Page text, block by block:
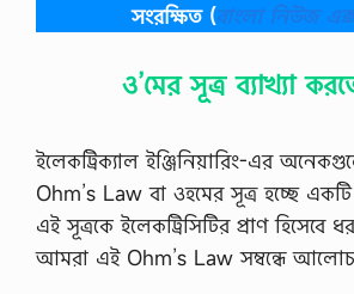
সংরক্ষিত (বাংলা নিউজ
ও’মের সূত্র ব্যাখ্যা
ইলেকট্রিক্যাল ইঞ্জিনিয়ারিং-এর
Ohm’s Law বা ওহমের সূত্র হচ্ছে
এই সূত্রকে ইলেকট্রিসিটির প্রাণ
আমরা এই Ohm’s Law সম্বন্ধে